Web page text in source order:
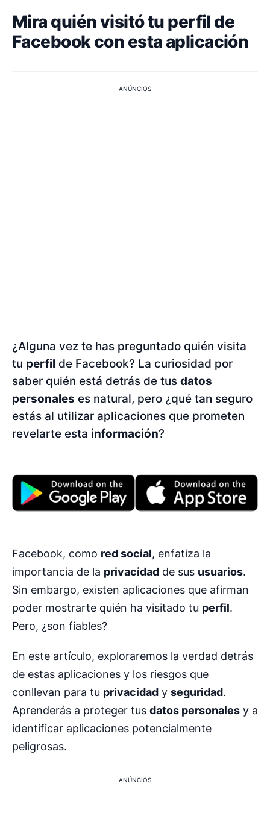
Mira quién visitó tu perfil de
Facebook con esta aplicación
ANÚNCIOS
¿Alguna vez te has preguntado quién visita
tu perfil de Facebook? La curiosidad por
saber quién está detrás de tus datos
personales es natural, pero ¿qué tan seguro
estás al utilizar aplicaciones que prometen
revelarte esta información?
Facebook, como red social, enfatiza la
importancia de la privacidad de sus usuarios.
Sin embargo, existen aplicaciones que afirman
poder mostrarte quién ha visitado tu perfil.
Pero, ¿son fiables?
En este artículo, exploraremos la verdad detrás
de estas aplicaciones y los riesgos que
conllevan para tu privacidad y seguridad.
Aprenderás a proteger tus datos personales y a
identificar aplicaciones potencialmente
peligrosas.
ANÚNCIOS